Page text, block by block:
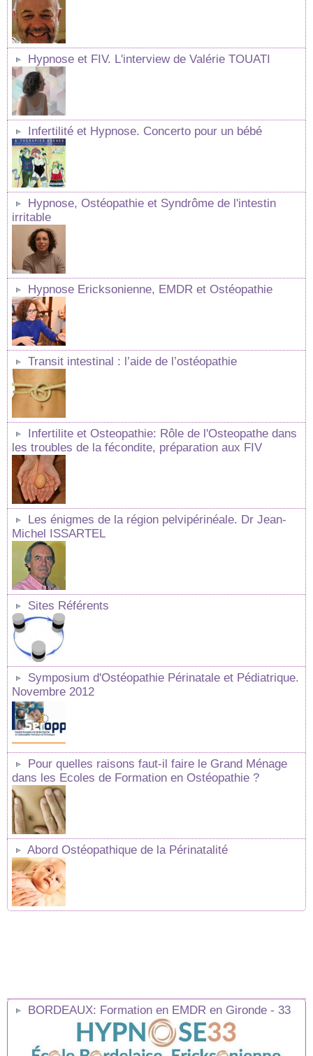
Hypnose et FIV. L'interview de Valérie TOUATI
Infertilité et Hypnose. Concerto pour un bébé
Hypnose, Ostéopathie et Syndrôme de l'intestin
irritable
Hypnose Ericksonienne, EMDR et Ostéopathie
Transit intestinal : l’aide de l’ostéopathie
Infertilite et Osteopathie: Rôle de l'Osteopathe dans
les troubles de la fécondite, préparation aux FIV
Les énigmes de la région pelvipérinéale. Dr Jean-
Michel ISSARTEL
Sites Référents
Symposium d'Ostéopathie Périnatale et Pédiatrique.
Novembre 2012
Pour quelles raisons faut-il faire le Grand Ménage
dans les Ecoles de Formation en Ostéopathie ?
Abord Ostéopathique de la Périnatalité
BORDEAUX: Formation en EMDR en Gironde - 33